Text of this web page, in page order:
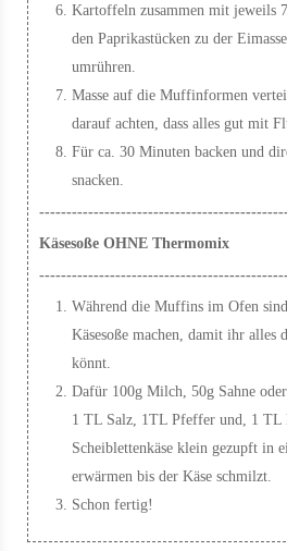
Kartoffeln zusammen mit jeweils
den Paprikastücken zu der
umrühren.
Masse auf die Muffinformen
darauf achten, dass alles gut mit
Für ca. 30 Minuten backen und
snacken.
Käsesoße OHNE Thermomix
Während die Muffins im Ofen
Käsesoße machen, damit ihr alles
könnt.
Dafür 100g Milch, 50g Sahne
1 TL Salz, 1TL Pfeffer und, 1 TL
Scheiblettenkäse klein gezupft in
erwärmen bis der Käse schmilzt.
Schon fertig!